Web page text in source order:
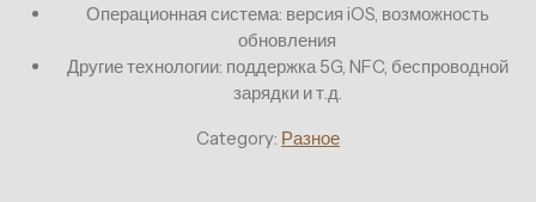
Операционная система: версия iOS, возможность
обновления
Другие технологии: поддержка 5G, NFC, беспроводной
зарядки и т.д.
Category: Разное